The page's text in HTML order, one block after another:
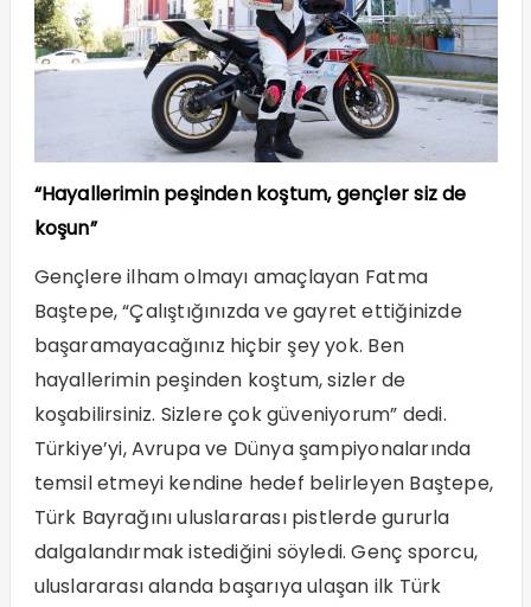
“Hayallerimin peşinden koştum, gençler siz de
koşun”
Gençlere ilham olmayı amaçlayan Fatma
Baştepe, “Çalıştığınızda ve gayret ettiğinizde
başaramayacağınız hiçbir şey yok. Ben
hayallerimin peşinden koştum, sizler de
koşabilirsiniz. Sizlere çok güveniyorum” dedi.
Türkiye’yi, Avrupa ve Dünya şampiyonalarında
temsil etmeyi kendine hedef belirleyen Baştepe,
Türk Bayrağını uluslararası pistlerde gururla
dalgalandırmak istediğini söyledi. Genç sporcu,
uluslararası alanda başarıya ulaşan ilk Türk